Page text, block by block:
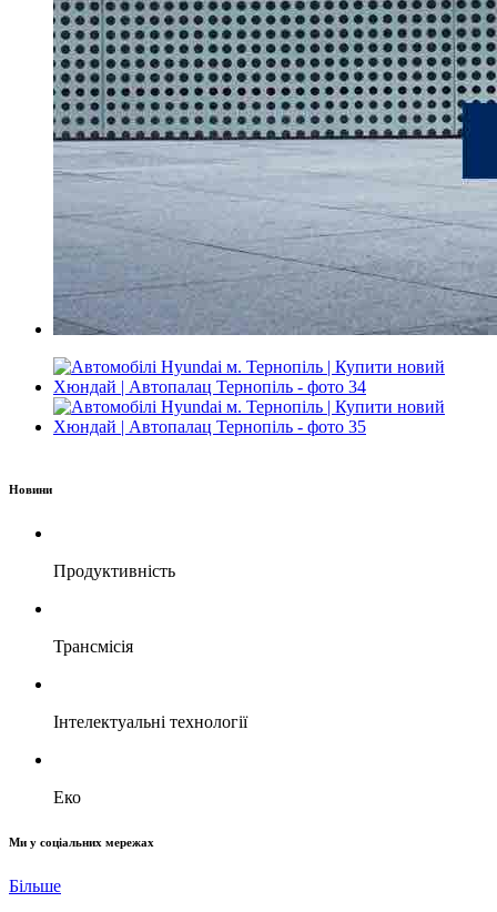
Новини
Продуктивність
Трансмісія
Інтелектуальні технології
Еко
Ми у соціальних мережах
Більше